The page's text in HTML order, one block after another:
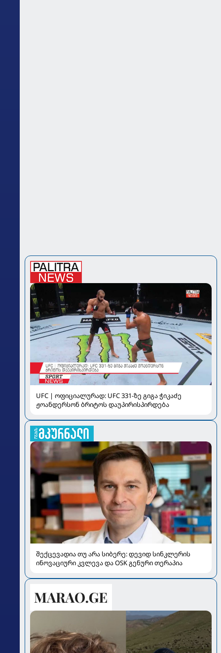
UFC | ოფიციალურად: UFC 331-ზე გიგა ჭიკაძე
ჟოანდერსონ ბრიტოს დაუპირისპირდება
შექცევადია თუ არა სიბერე: დევიდ სინკლერის
ინოვაციური კვლევა და OSK გენური თერაპია